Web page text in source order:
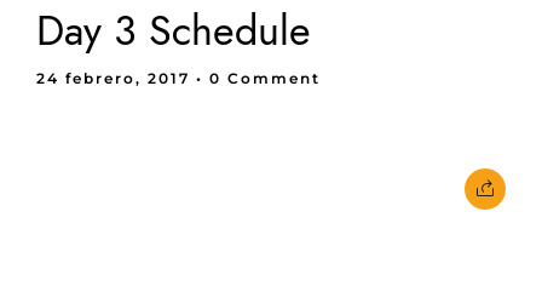
Day 3 Schedule
24 febrero, 2017 • 0 Comment